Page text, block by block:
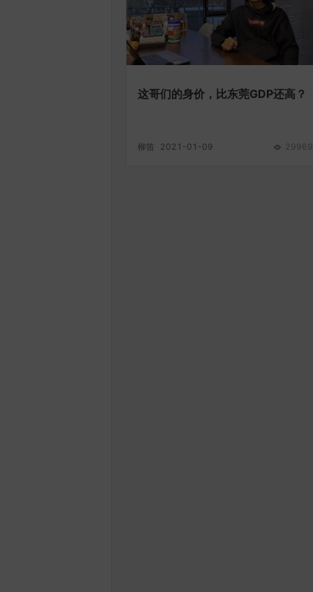
这哥们的身价，比东莞GDP还高？
柳笛 2021-01-09 29969